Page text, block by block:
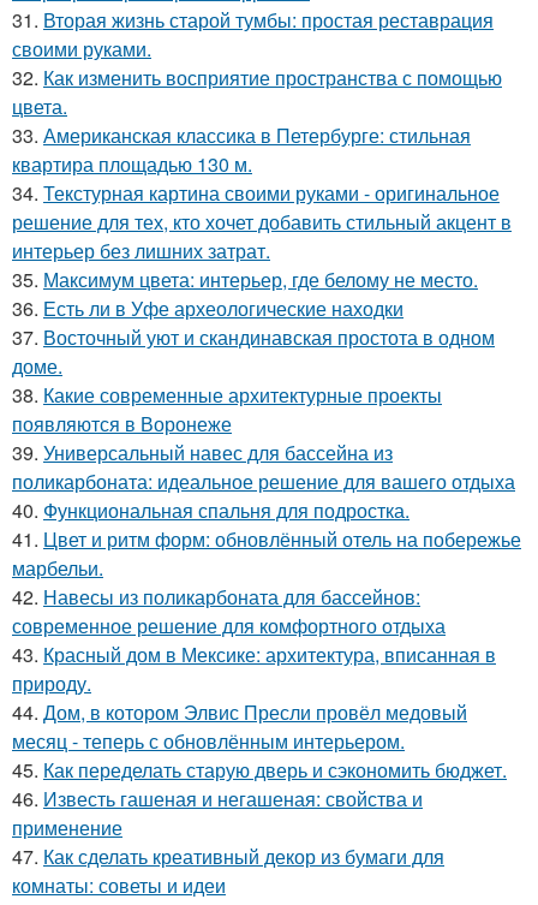
31. Вторая жизнь старой тумбы: простая реставрация
своими руками.
32. Как изменить восприятие пространства с помощью
цвета.
33. Американская классика в Петербурге: стильная
квартира площадью 130 м.
34. Текстурная картина своими руками - оригинальное
решение для тех, кто хочет добавить стильный акцент в
интерьер без лишних затрат.
35. Максимум цвета: интерьер, где белому не место.
36. Есть ли в Уфе археологические находки
37. Восточный уют и скандинавская простота в одном
доме.
38. Какие современные архитектурные проекты
появляются в Воронеже
39. Универсальный навес для бассейна из
поликарбоната: идеальное решение для вашего отдыха
40. Функциональная спальня для подростка.
41. Цвет и ритм форм: обновлённый отель на побережье
марбельи.
42. Навесы из поликарбоната для бассейнов:
современное решение для комфортного отдыха
43. Красный дом в Мексике: архитектура, вписанная в
природу.
44. Дом, в котором Элвис Пресли провёл медовый
месяц - теперь с обновлённым интерьером.
45. Как переделать старую дверь и сэкономить бюджет.
46. Известь гашеная и негашеная: свойства и
применение
47. Как сделать креативный декор из бумаги для
комнаты: советы и идеи